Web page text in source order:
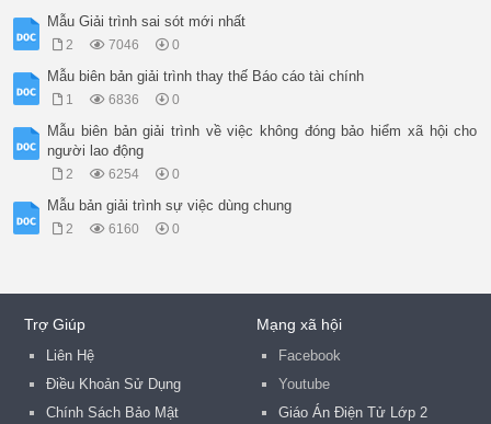
Mẫu Giải trình sai sót mới nhất
2 7046 0
Mẫu biên bản giải trình thay thế Báo cáo tài chính
1 6836 0
Mẫu biên bản giải trình về việc không đóng bảo hiểm xã hội cho
người lao động
2 6254 0
Mẫu bản giải trình sự việc dùng chung
2 6160 0
Trợ Giúp
Liên Hệ
Điều Khoản Sử Dụng
Chính Sách Bảo Mật
Mạng xã hội
Facebook
Youtube
Giáo Án Điện Tử Lớp 2